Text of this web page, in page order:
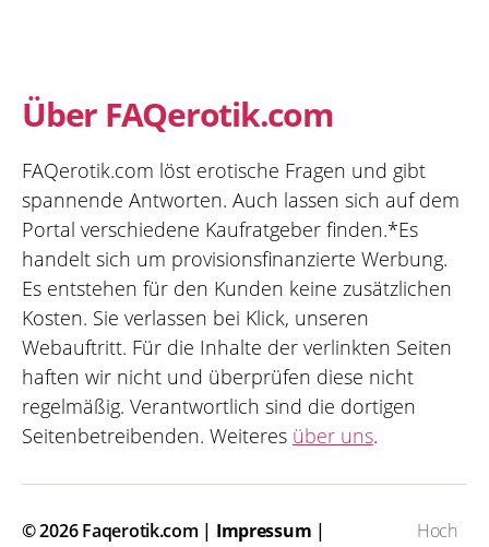
Über FAQerotik.com
FAQerotik.com löst erotische Fragen und gibt
spannende Antworten. Auch lassen sich auf dem
Portal verschiedene Kaufratgeber finden.*Es
handelt sich um provisionsfinanzierte Werbung.
Es entstehen für den Kunden keine zusätzlichen
Kosten. Sie verlassen bei Klick, unseren
Webauftritt. Für die Inhalte der verlinkten Seiten
haften wir nicht und überprüfen diese nicht
regelmäßig. Verantwortlich sind die dortigen
Seitenbetreibenden. Weiteres über uns.
© 2026Faqerotik.com | Impressum |
Hoch